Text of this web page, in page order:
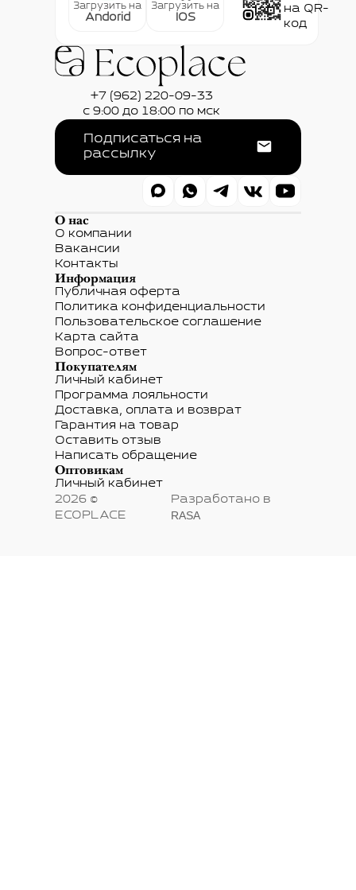
Загрузить на
Andorid
Загрузить на
IOS
на QR-
код
+7 (962) 220-09-33
с 9:00 до 18:00 по мск
Подписаться на
рассылку
О нас
О компании
Вакансии
Контакты
Информация
Публичная оферта
Политика конфиденциальности
Пользовательское соглашение
Карта сайта
Вопрос-ответ
Покупателям
Личный кабинет
Программа лояльности
Доставка, оплата и возврат
Гарантия на товар
Оставить отзыв
Написать обращение
Оптовикам
Личный кабинет
2026 ©
ECOPLACE
Разработано в
RASA